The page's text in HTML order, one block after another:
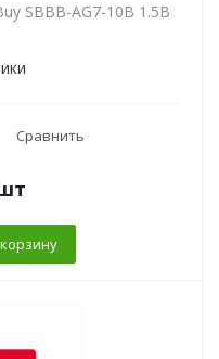
SBBB-AG7-10B 1.5В
Сравнить